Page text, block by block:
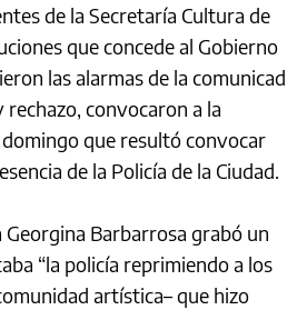
de la Secretaría Cultura de
que concede al Gobierno
las alarmas de la comunicad
convocaron a la
que resultó convocar
de la Policía de la Ciudad.
Barbarrosa grabó un
“la policía reprimiendo a los
artística– que hizo